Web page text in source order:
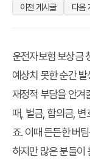
이전 게시글
다음
운전자보험 보상금
예상치 못한 순간
재정적 부담을 안겨
때, 벌금, 합의금, 변
죠. 이때 든든한 버
하지만 많은 분들이